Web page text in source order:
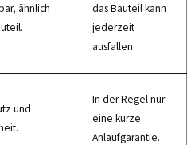
ähnlich
das Bauteil kann
jederzeit
ausfallen.
und
In der Regel nur
eine kurze
Anlaufgarantie.